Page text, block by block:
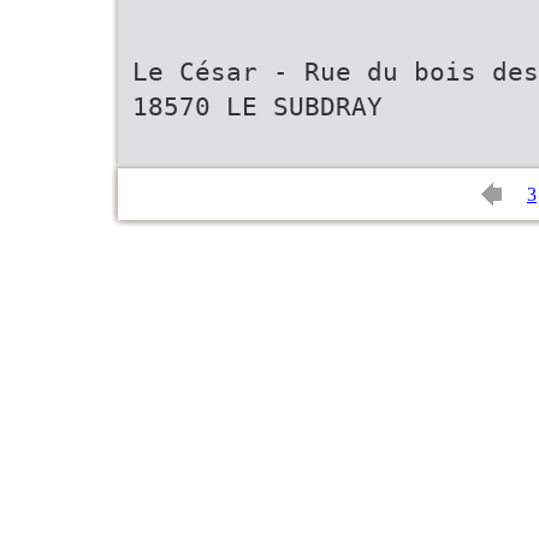
Le César - Rue du bois
18570 LE SUBDRAY
3